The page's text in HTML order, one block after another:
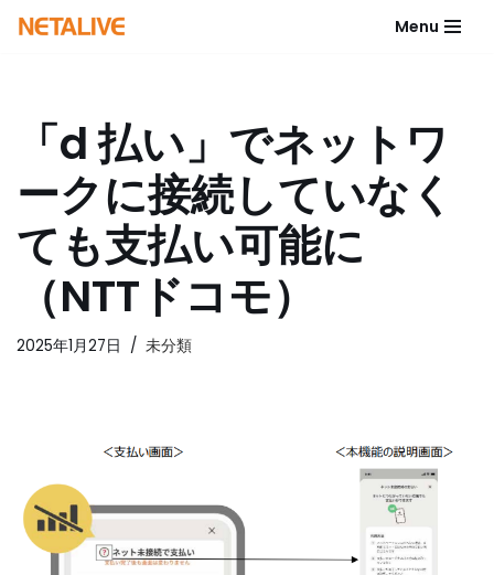
へ
キ
Menu
「d 払い」でネットワ
ークに接続していなく
ても支払い可能に
（NTTドコモ）
2025年1月27日 未分類